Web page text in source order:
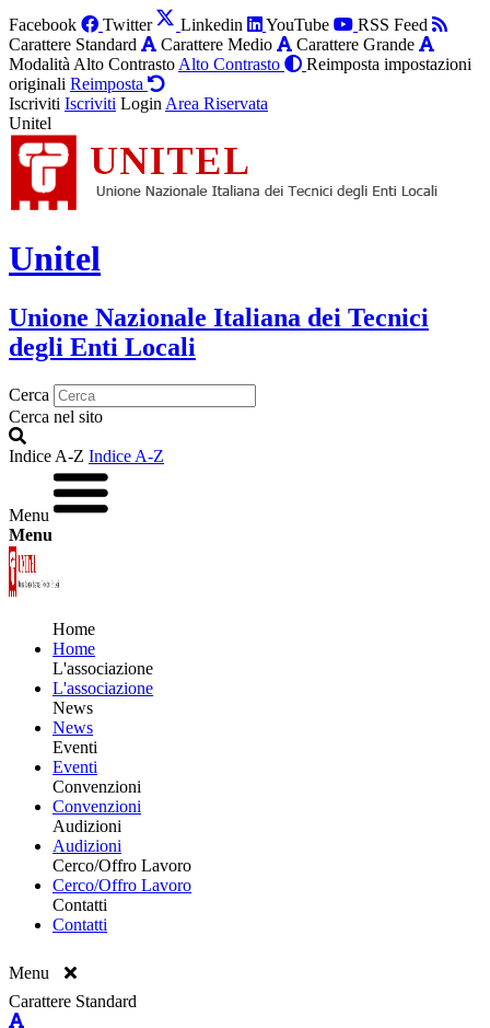
Facebook Twitter Linkedin YouTube
RSS Feed
Carattere Standard
Carattere Medio
Carattere Grande
Modalità Alto Contrasto Alto Contrasto
Reimposta impostazioni
originali Reimposta
Iscriviti Iscriviti Login Area Riservata
Unitel
Unitel
Unione Nazionale Italiana dei Tecnici
degli Enti Locali
Cerca
Cerca nel sito
Indice A-Z Indice A-Z
Menu
Menu
Home
Home
L'associazione
L'associazione
News
News
Eventi
Eventi
Convenzioni
Convenzioni
Audizioni
Audizioni
Cerco/Offro Lavoro
Cerco/Offro Lavoro
Contatti
Contatti
Menu
Carattere Standard